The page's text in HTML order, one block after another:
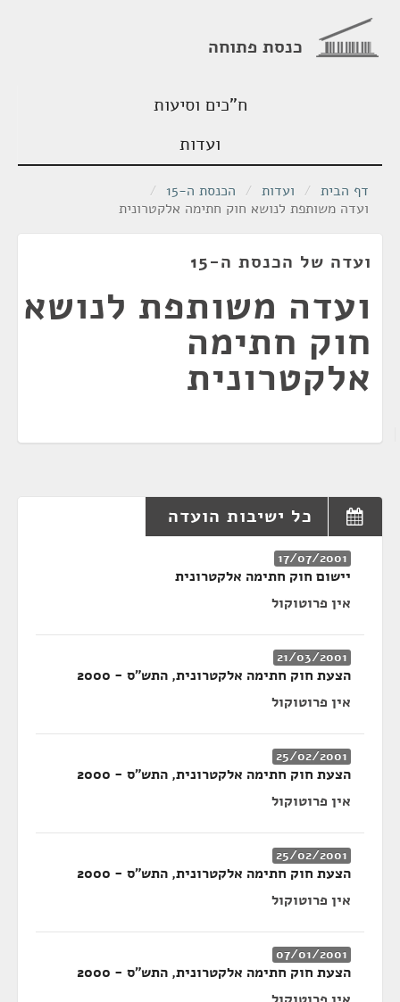
כנסת פתוחה
ח"כים וסיעות
ועדות
דף הבית / ועדות / הכנסת ה-15
/
ועדה משותפת לנושא חוק חתימה אלקטרונית
ועדה של הכנסת ה-15
ועדה משותפת לנושא
חוק חתימה
אלקטרונית
כל ישיבות הועדה
17/07/2001
יישום חוק חתימה אלקטרונית
אין פרוטוקול
21/03/2001
הצעת חוק חתימה אלקטרונית, התש"ס - 2000
אין פרוטוקול
25/02/2001
הצעת חוק חתימה אלקטרונית, התש״ס - 2000
אין פרוטוקול
25/02/2001
הצעת חוק חתימה אלקטרונית, התש"ס - 2000
אין פרוטוקול
07/01/2001
הצעת חוק חתימה אלקטרונית, התש״ס - 2000